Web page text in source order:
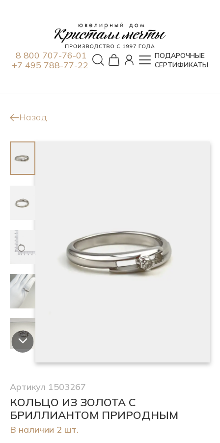
8 800 707-76-01
+7 495 788-77-22
ПОДАРОЧНЫЕ
СЕРТИФИКАТЫ
Назад
Артикул 1503267
КОЛЬЦО ИЗ ЗОЛОТА С
БРИЛЛИАНТОМ ПРИРОДНЫМ
В наличии 2 шт.